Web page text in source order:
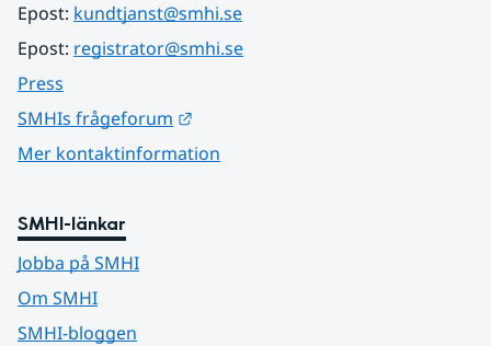
Epost: kundtjanst@smhi.se
Epost: registrator@smhi.se
Press
SMHIs frågeforum
Mer kontaktinformation
SMHI-länkar
Jobba på SMHI
Om SMHI
SMHI-bloggen